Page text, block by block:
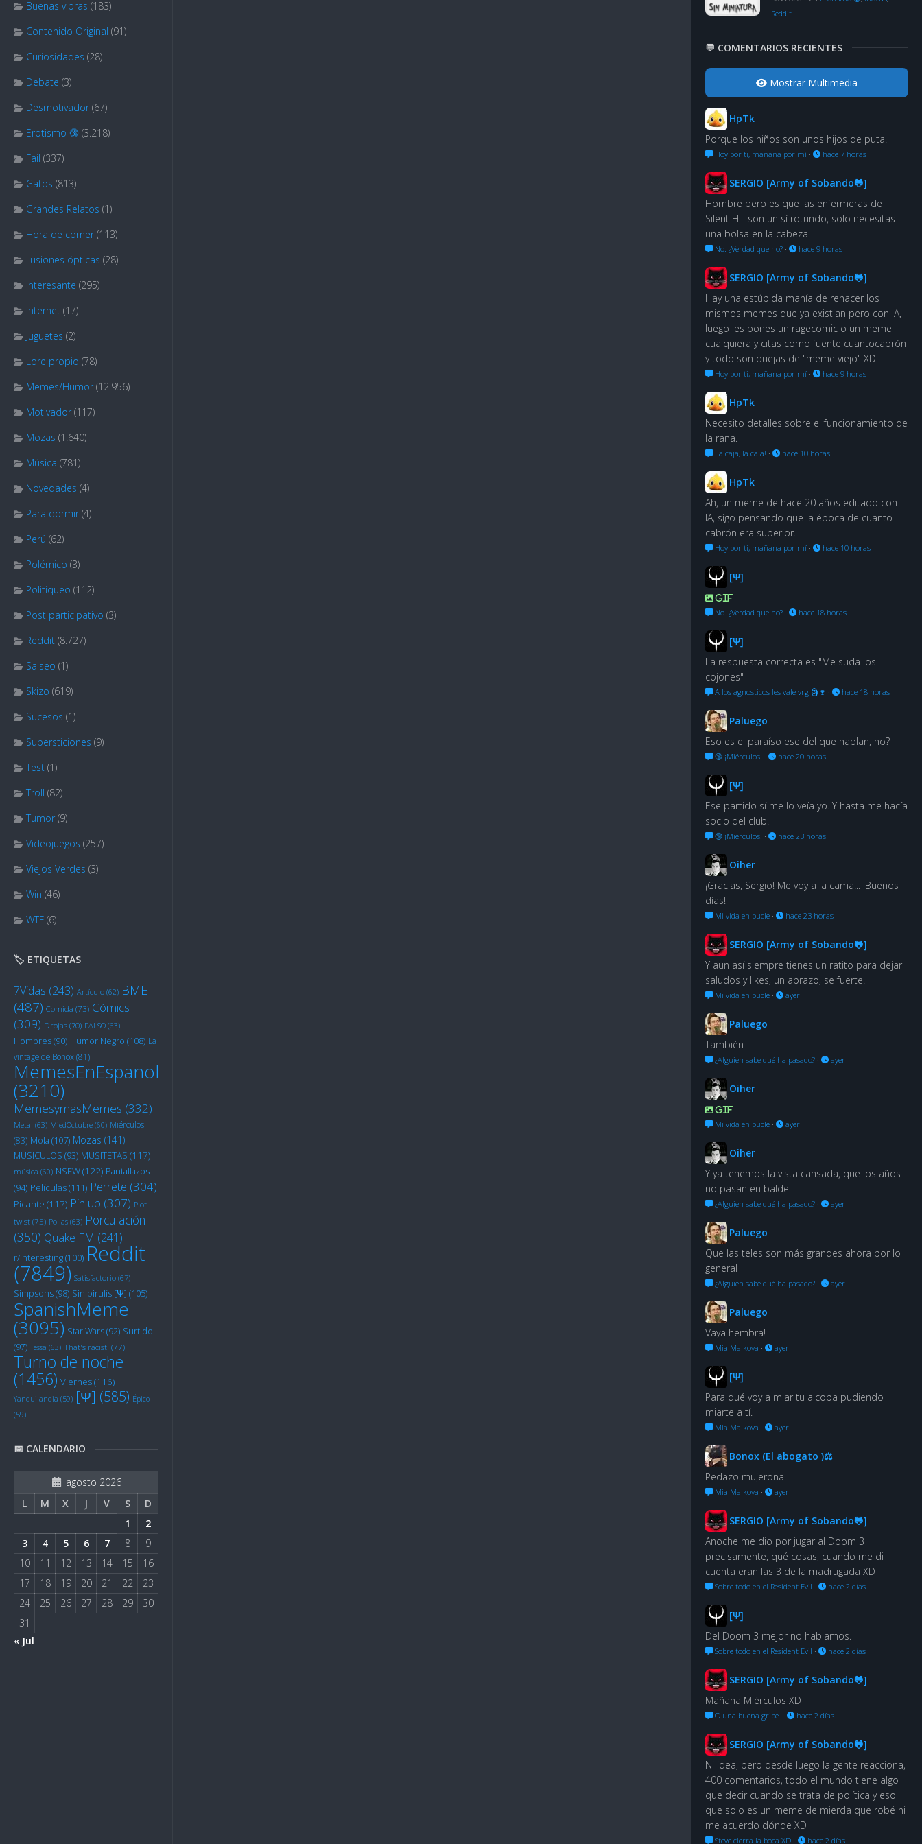
Buenas vibras (183)
Contenido Original (91)
Curiosidades (28)
Debate (3)
Desmotivador (67)
Erotismo 🔞 (3.218)
Fail (337)
Gatos (813)
Grandes Relatos (1)
Hora de comer (113)
Ilusiones ópticas (28)
Interesante (295)
Internet (17)
Juguetes (2)
Lore propio (78)
Memes/Humor (12.956)
Motivador (117)
Mozas (1.640)
Música (781)
Novedades (4)
Para dormir (4)
Perú (62)
Polémico (3)
Politiqueo (112)
Post participativo (3)
Reddit (8.727)
Salseo (1)
Skizo (619)
Sucesos (1)
Supersticiones (9)
Test (1)
Troll (82)
Tumor (9)
Videojuegos (257)
Viejos Verdes (3)
Win (46)
WTF (6)
🏷️ ETIQUETAS
7Vidas (243) Artículo (62) BME
(487) Comida (73) Cómics
(309) Drojas (70) FALSO (63)
Hombres(90) Humor Negro (108) La
vintage de Bonox(81)
MemesEnEspanol
(3210)
MemesymasMemes (332)
Metal (63) MiedOctubre (60) Miérculos
(83) Mola (107) Mozas (141)
MUSICULOS (93) MUSITETAS (117)
música (60) NSFW(122) Pantallazos
(94) Películas(111) Perrete (304)
Picante (117) Pin up (307) Plot
twist (75) Pollas (63) Porculación
(350) Quake FM (241)
r/Interesting(100) Reddit
(7849) Satisfactorio (67)
Simpsons(98) Sin pirulís [Ψ] (105)
SpanishMeme
(3095) Star Wars(92) Surtido
(97) Tessa (63) That's racist! (77)
Turno de noche
(1456) Viernes(116)
Yanquilandia (59) [Ψ] (585) Épico
(59)
📅 CALENDARIO
agosto 2026
L
M X J V S
D
1
2
3
4 5 6 7 8
9
10
11 12 13 14 15
16
17
18 19 20 21 22
23
24
25 26 27 28 29
30
31
« Jul
Reddit
💬 COMENTARIOS RECIENTES
Mostrar Multimedia
HpTk
Porque los niños son unos hijos de puta.
Hoy por ti, mañana por mí · hace 7 horas
SERGIO [Army of Sobando🐸]
Hombre pero es que las enfermeras de
Silent Hill son un sí rotundo, solo necesitas
una bolsa en la cabeza
No. ¿Verdad que no? · hace 9 horas
SERGIO [Army of Sobando🐸]
Hay una estúpida manía de rehacer los
mismos memes que ya existian pero con IA,
luego les pones un ragecomic o un meme
cualquiera y citas como fuente cuantocabrón
y todo son quejas de "meme viejo" XD
Hoy por ti, mañana por mí · hace 9 horas
HpTk
Necesito detalles sobre el funcionamiento de
la rana.
La caja, la caja! · hace 10 horas
HpTk
Ah, un meme de hace 20 años editado con
IA, sigo pensando que la época de cuanto
cabrón era superior.
Hoy por ti, mañana por mí · hace 10 horas
[Ψ]
GIF
No. ¿Verdad que no? · hace 18 horas
[Ψ]
La respuesta correcta es "Me suda los
cojones"
A los agnosticos les vale vrg 🗿🍷 · hace 18 horas
Paluego
Eso es el paraíso ese del que hablan, no?
🔞 ¡Miérculos! · hace 20 horas
[Ψ]
Ese partido sí me lo veía yo. Y hasta me hacía
socio del club.
🔞 ¡Miérculos! · hace 23 horas
Oiher
¡Gracias, Sergio! Me voy a la cama... ¡Buenos
días!
Mi vida en bucle · hace 23 horas
SERGIO [Army of Sobando🐸]
Y aun así siempre tienes un ratito para dejar
saludos y likes, un abrazo, se fuerte!
Mi vida en bucle · ayer
Paluego
También
¿Alguien sabe qué ha pasado? · ayer
Oiher
GIF
Mi vida en bucle · ayer
Oiher
Y ya tenemos la vista cansada, que los años
no pasan en balde.
¿Alguien sabe qué ha pasado? · ayer
Paluego
Que las teles son más grandes ahora por lo
general
¿Alguien sabe qué ha pasado? · ayer
Paluego
Vaya hembra!
Mia Malkova · ayer
[Ψ]
Para qué voy a miar tu alcoba pudiendo
miarte a tí.
Mia Malkova · ayer
Bonox (El abogato )⚖
Pedazo mujerona.
Mia Malkova · ayer
SERGIO [Army of Sobando🐸]
Anoche me dio por jugar al Doom 3
precisamente, qué cosas, cuando me di
cuenta eran las 3 de la madrugada XD
Sobre todo en el Resident Evil · hace 2 días
[Ψ]
Del Doom 3 mejor no hablamos.
Sobre todo en el Resident Evil · hace 2 días
SERGIO [Army of Sobando🐸]
Mañana Miérculos XD
O una buena gripe. · hace 2 días
SERGIO [Army of Sobando🐸]
Ni idea, pero desde luego la gente reacciona,
400 comentarios, todo el mundo tiene algo
que decir cuando se trata de política y eso
que solo es un meme de mierda que robé ni
me acuerdo dónde XD
Steve cierra la boca XD · hace 2 días